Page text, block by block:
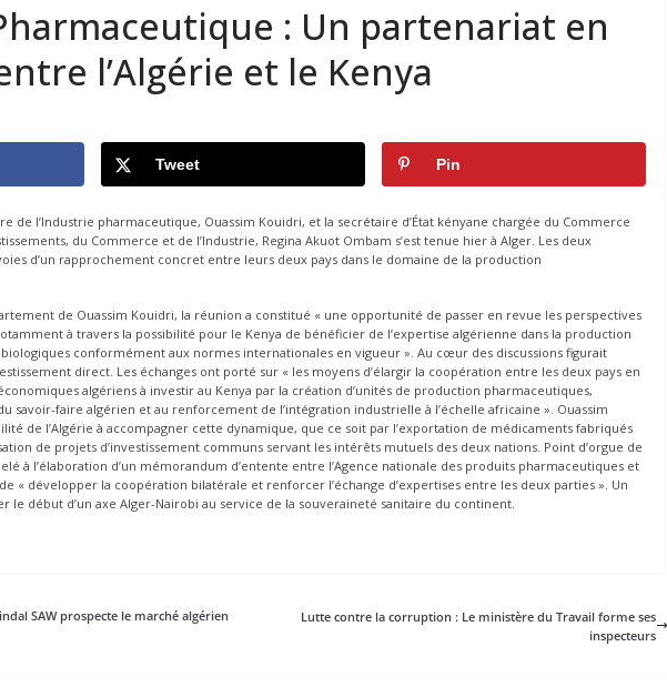
: Un partenariat en
l’Algérie et le Kenya
Tweet Pin
de l’Industrie pharmaceutique, Ouassim Kouidri, et la secrétaire d’État kényane chargée du Commerce
du Commerce et de l’Industrie, Regina Akuot Ombam s’est tenue hier à Alger. Les deux
d’un rapprochement concret entre leurs deux pays dans le domaine de la production
de Ouassim Kouidri, la réunion a constitué « une opportunité de passer en revue les perspectives
à travers la possibilité pour le Kenya de bénéficier de l’expertise algérienne dans la production
conformément aux normes internationales en vigueur ». Au cœur des discussions figurait
direct. Les échanges ont porté sur « les moyens d’élargir la coopération entre les deux pays en
algériens à investir au Kenya par la création d’unités de production pharmaceutiques,
savoir-faire algérien et au renforcement de l’intégration industrielle à l’échelle africaine ». Ouassim
de l’Algérie à accompagner cette dynamique, que ce soit par l’exportation de médicaments fabriqués
de projets d’investissement communs servant les intérêts mutuels des deux nations. Point d’orgue de
à l’élaboration d’un mémorandum d’entente entre l’Agence nationale des produits pharmaceutiques et
« développer la coopération bilatérale et renforcer l’échange d’expertises entre les deux parties ». Un
le début d’un axe Alger-Nairobi au service de la souveraineté sanitaire du continent.
SAW prospecte le marché algérien
Lutte contre la corruption : Le ministère du Travail forme ses
inspecteurs